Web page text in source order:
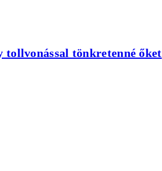
tollvonással tönkretenné őket